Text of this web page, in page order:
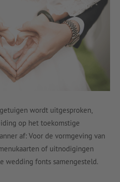
wordt uitgesproken,
op het toekomstige
af: Voor de vormgeving van
of uitnodigingen
wedding fonts samengesteld.